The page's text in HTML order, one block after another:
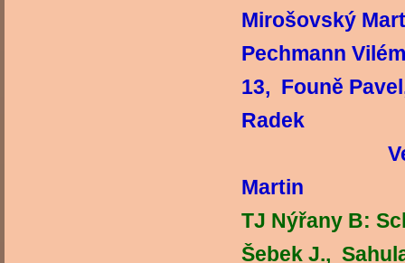
Mirošovský
Pechmann
13, Founě
Martin
TJ Nýřany B:
Šebek J.,